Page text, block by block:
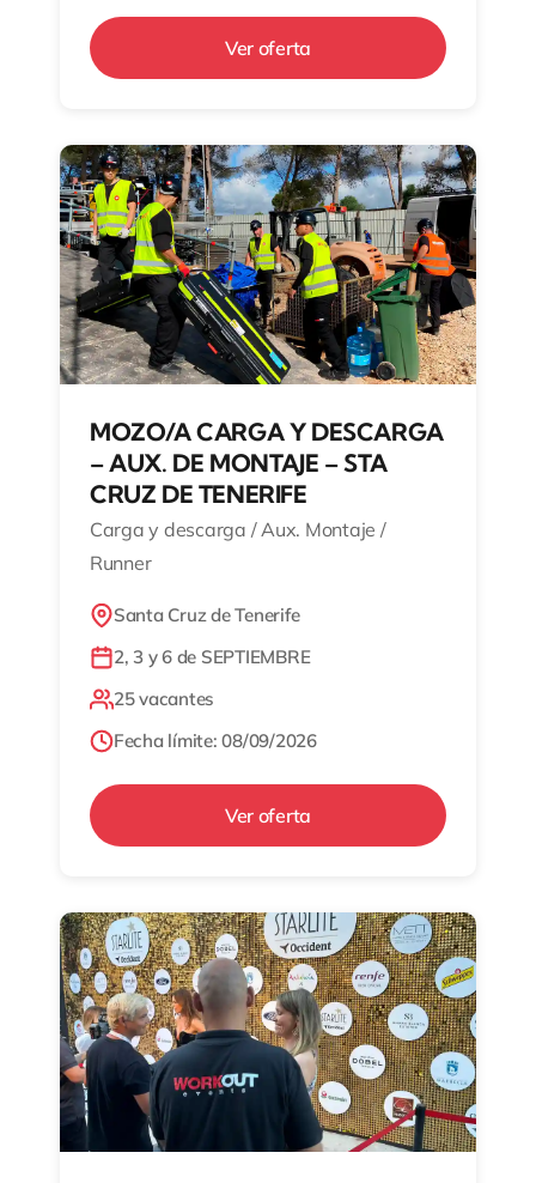
Ver oferta
MOZO/A CARGA Y DESCARGA
– AUX. DE MONTAJE – STA
CRUZ DE TENERIFE
Carga y descarga / Aux. Montaje /
Runner
Santa Cruz de Tenerife
2, 3 y 6 de SEPTIEMBRE
25 vacantes
Fecha límite: 08/09/2026
Ver oferta